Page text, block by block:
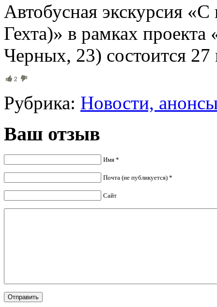
Автобусная экскурсия
Гехта)» в рамках
Черных, 23) состоится 27
2
Рубрика: Новости,
Ваш отзыв
Имя *
Почта (не публикуется) *
Сайт